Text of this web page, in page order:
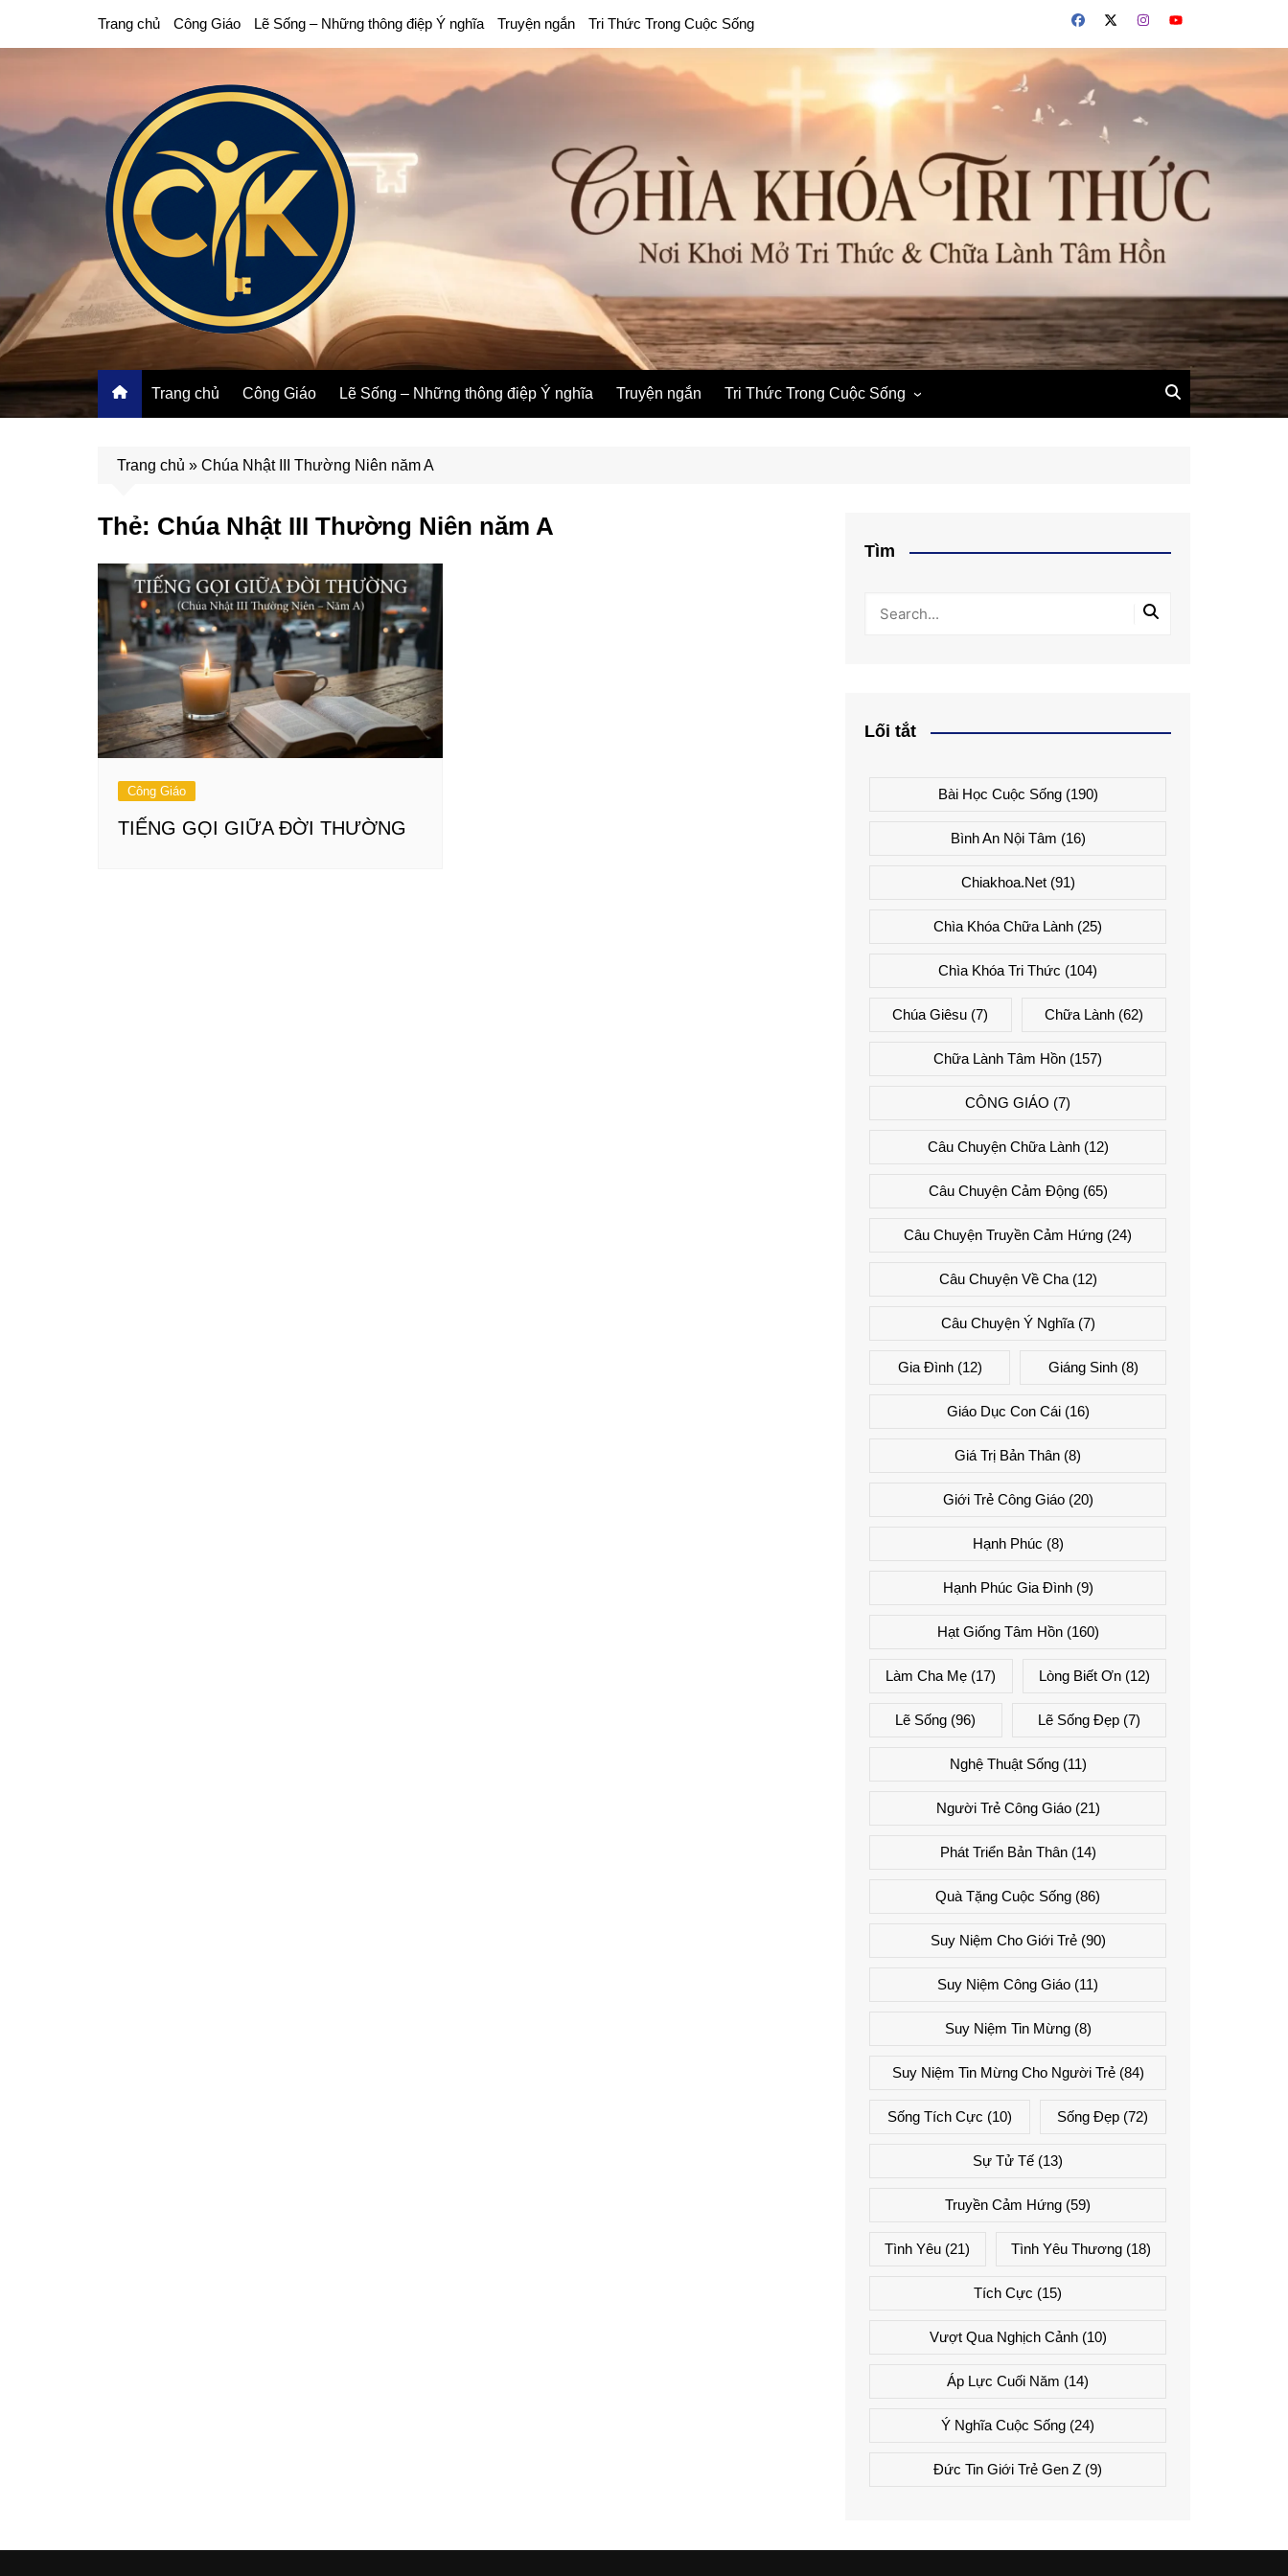
Trang chủ Công Giáo Lẽ Sống – Những thông điệp Ý nghĩa Truyện ngắn Tri Thức Trong Cuộc Sống
Trang chủ Công Giáo Lẽ Sống – Những thông điệp Ý nghĩa Truyện ngắn Tri Thức Trong Cuộc Sống
Trang chủ » Chúa Nhật III Thường Niên năm A
Thẻ: Chúa Nhật III Thường Niên năm A
Công Giáo
TIẾNG GỌI GIỮA ĐỜI THƯỜNG
Tìm
Lối tắt
Bài Học Cuộc Sống(190)
Bình An Nội Tâm (16)
Chiakhoa.net(91)
Chìa Khóa Chữa Lành (25)
Chìa Khóa Tri Thức (104)
Chúa Giêsu (7) Chữa Lành(62)
Chữa Lành Tâm Hồn (157)
CÔNG GIÁO (7)
Câu Chuyện Chữa Lành(12)
Câu Chuyện Cảm Động(65)
Câu Chuyện Truyền Cảm Hứng (24)
Câu Chuyện Về Cha(12)
Câu Chuyện Ý Nghĩa(7)
Gia Đình(12) Giáng Sinh(8)
Giáo Dục Con Cái(16)
Giá Trị Bản Thân (8)
Giới Trẻ Công Giáo(20)
Hạnh Phúc (8)
Hạnh Phúc Gia Đình(9)
Hạt Giống Tâm Hồn(160)
Làm Cha Mẹ (17) Lòng Biết Ơn(12)
Lẽ Sống (96) Lẽ Sống Đẹp(7)
Nghệ Thuật Sống(11)
Người Trẻ Công Giáo(21)
Phát Triển Bản Thân(14)
Quà Tặng Cuộc Sống (86)
Suy Niệm Cho Giới Trẻ(90)
Suy Niệm Công Giáo (11)
Suy Niệm Tin Mừng(8)
Suy Niệm Tin Mừng Cho Người Trẻ(84)
Sống Tích Cực (10) Sống Đẹp (72)
Sự Tử Tế (13)
Truyền Cảm Hứng (59)
Tình Yêu (21) Tình Yêu Thương(18)
Tích Cực (15)
Vượt Qua Nghịch Cảnh(10)
Áp Lực Cuối Năm (14)
Ý Nghĩa Cuộc Sống (24)
Đức Tin Giới Trẻ Gen Z (9)